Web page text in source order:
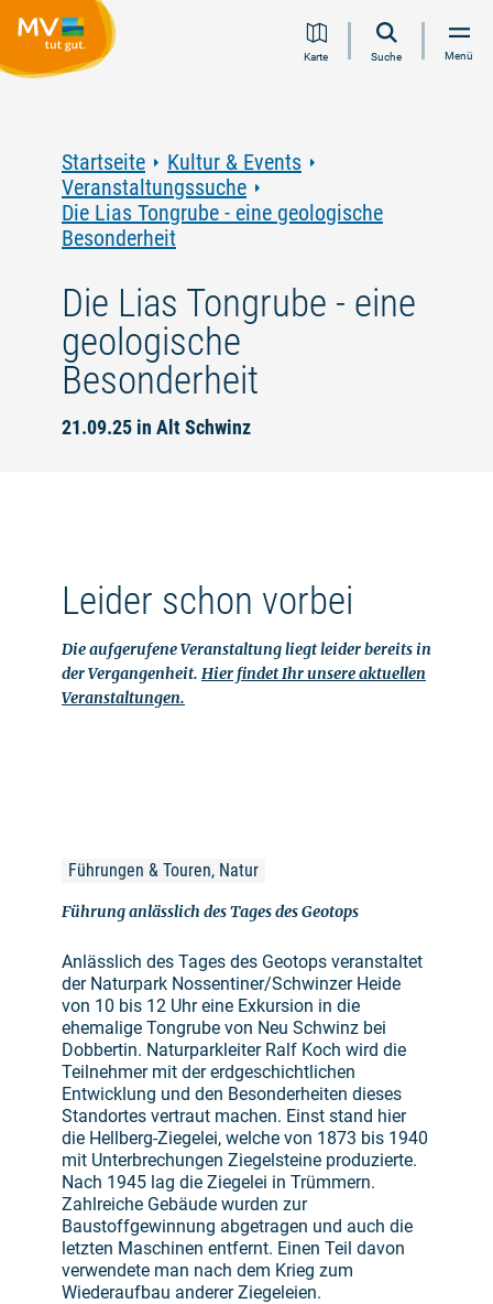
Inhalt
Navigation
Volltextsuche
FooterKarte Suche Menü
Startseite
Kultur & Events
Veranstaltungssuche
Die Lias Tongrube - eine geologische
Besonderheit
Die Lias Tongrube - eine
geologische
Besonderheit
21.09.25 in Alt Schwinz
Leider schon vorbei
Die aufgerufene Veranstaltung liegt leider bereits in
der Vergangenheit. Hier findet Ihr unsere aktuellen
Veranstaltungen.
Führungen & Touren, Natur
Führung anlässlich des Tages des Geotops
Anlässlich des Tages des Geotops veranstaltet
der Naturpark Nossentiner/Schwinzer Heide
von 10 bis 12 Uhr eine Exkursion in die
ehemalige Tongrube von Neu Schwinz bei
Dobbertin. Naturparkleiter Ralf Koch wird die
Teilnehmer mit der erdgeschichtlichen
Entwicklung und den Besonderheiten dieses
Standortes vertraut machen. Einst stand hier
die Hellberg-Ziegelei, welche von 1873 bis 1940
mit Unterbrechungen Ziegelsteine produzierte.
Nach 1945 lag die Ziegelei in Trümmern.
Zahlreiche Gebäude wurden zur
Baustoffgewinnung abgetragen und auch die
letzten Maschinen entfernt. Einen Teil davon
verwendete man nach dem Krieg zum
Wiederaufbau anderer Ziegeleien.